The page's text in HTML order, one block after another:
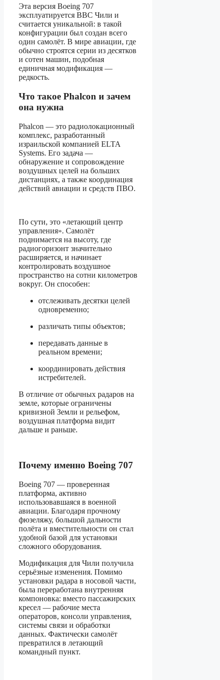
Эта версия Boeing 707
эксплуатируется ВВС Чили и
считается уникальной: в такой
конфигурации был создан всего
один самолёт. В мире авиации, где
обычно строятся серии из десятков
и сотен машин, подобная
единичная модификация —
редкость.
Что такое Phalcon и зачем
она нужна
Phalcon — это радиолокационный
комплекс, разработанный
израильской компанией ELTA
Systems. Его задача —
обнаружение и сопровождение
воздушных целей на больших
дистанциях, а также координация
действий авиации и средств ПВО.
По сути, это «летающий центр
управления». Самолёт
поднимается на высоту, где
радиогоризонт значительно
расширяется, и начинает
контролировать воздушное
пространство на сотни километров
вокруг. Он способен:
отслеживать десятки целей
одновременно;
различать типы объектов;
передавать данные в
реальном времени;
координировать действия
истребителей.
В отличие от обычных радаров на
земле, которые ограничены
кривизной Земли и рельефом,
воздушная платформа видит
дальше и раньше.
Почему именно Boeing 707
Boeing 707 — проверенная
платформа, активно
использовавшаяся в военной
авиации. Благодаря прочному
фюзеляжу, большой дальности
полёта и вместительности он стал
удобной базой для установки
сложного оборудования.
Модификация для Чили получила
серьёзные изменения. Помимо
установки радара в носовой части,
была переработана внутренняя
компоновка: вместо пассажирских
кресел — рабочие места
операторов, консоли управления,
системы связи и обработки
данных. Фактически самолёт
превратился в летающий
командный пункт.